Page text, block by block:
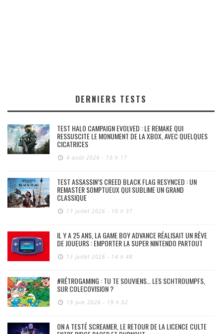
DERNIERS TESTS
TEST HALO CAMPAIGN EVOLVED : LE REMAKE QUI
RESSUSCITE LE MONUMENT DE LA XBOX, AVEC QUELQUES
CICATRICES
4 août 2026 - 10 h 17
TEST ASSASSIN’S CREED BLACK FLAG RESYNCED : UN
REMASTER SOMPTUEUX QUI SUBLIME UN GRAND
CLASSIQUE
17 juillet 2026 - 10 h 37
IL Y A 25 ANS, LA GAME BOY ADVANCE RÉALISAIT UN RÊVE
DE JOUEURS : EMPORTER LA SUPER NINTENDO PARTOUT
13 juillet 2026 - 14 h 48
#RÉTROGAMING : TU TE SOUVIENS… LES SCHTROUMPFS,
SUR COLECOVISION ?
19 juin 2026 - 19 h 02
ON A TESTÉ SCREAMER, LE RETOUR DE LA LICENCE CULTE